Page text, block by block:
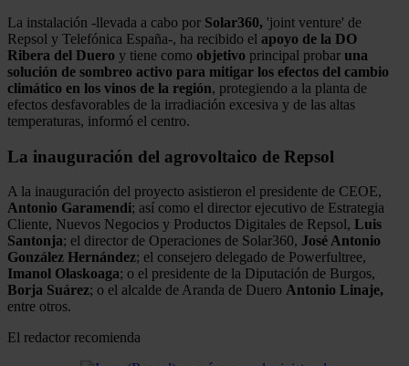
La instalación -llevada a cabo por Solar360, 'joint venture' de
Repsol y Telefónica España-, ha recibido el apoyo de la DO
Ribera del Duero y tiene como objetivo principal probar una
solución de sombreo activo para mitigar los efectos del cambio
climático en los vinos de la región, protegiendo a la planta de
efectos desfavorables de la irradiación excesiva y de las altas
temperaturas, informó el centro.
La inauguración del agrovoltaico de Repsol
A la inauguración del proyecto asistieron el presidente de CEOE,
Antonio Garamendi; así como el director ejecutivo de Estrategia
Cliente, Nuevos Negocios y Productos Digitales de Repsol, Luis
Santonja; el director de Operaciones de Solar360, José Antonio
González Hernández; el consejero delegado de Powerfultree,
Imanol Olaskoaga; o el presidente de la Diputación de Burgos,
Borja Suárez; o el alcalde de Aranda de Duero Antonio Linaje,
entre otros.
El redactor recomienda